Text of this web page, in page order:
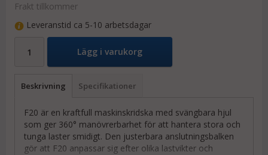
Frakt tillkommer
Leveranstid ca 5-10 arbetsdagar
Lägg i varukorg
Beskrivning Specifikationer
F20 är en kraftfull maskinskridska med svängbara hjul
som ger 360° manövrerbarhet för att hantera stora och
tunga laster smidigt. Den justerbara anslutningsbalken
gör att F20 anpassar sig efter olika lastvikter och